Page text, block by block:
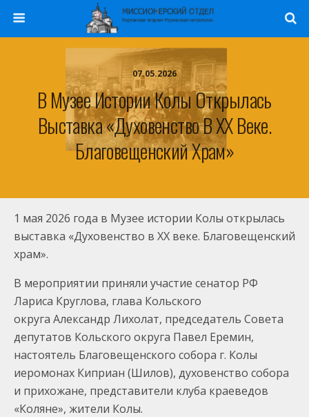
07.05.2026
В Музее Истории Колы Открылась
Выставка «Духовенство В XX Веке.
Благовещенский Храм»
1 мая 2026 года в Музее истории Колы открылась
выставка «Духовенство в XX веке. Благовещенский
храм».
В мероприятии приняли участие сенатор РФ
Лариса Круглова, глава Кольского
округа Александр Лихолат, председатель Совета
депутатов Кольского округа Павел Еремин,
настоятель Благовещенского собора г. Колы
иеромонах Киприан (Шилов), духовенство собора
и прихожане, представители клуба краеведов
«Коляне», жители Колы.